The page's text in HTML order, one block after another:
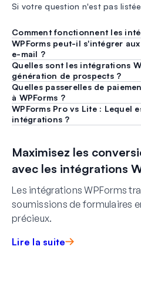
Si votre question n'est pas
Comment fonctionnent les
WPForms peut-il s'intégrer
e-mail ?
Quelles sont les intégrations
génération de prospects ?
Quelles passerelles de
à WPForms ?
WPForms Pro vs Lite : Lequel
intégrations ?
Maximisez les
avec les intégrations
Les intégrations WPForms
soumissions de formulaires
précieux.
Lire la suite